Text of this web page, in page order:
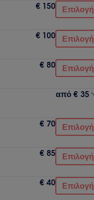
€ 150 Επιλογή
€ 100 Επιλογή
€ 80 Επιλογή
από € 35
€ 70 Επιλογή
€ 85 Επιλογή
€ 40 Επιλογή